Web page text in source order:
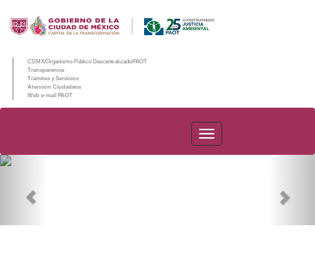
CDMX/Organismo Público Descentralizado/PAOT
Transparencia
Trámites y Servicios
Atención Ciudadana
Web e-mail PAOT
PAOT